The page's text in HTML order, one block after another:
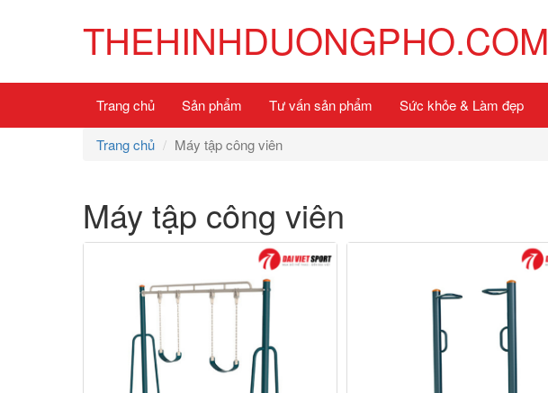
THEHINHDUONGPHO.COM
Trang chủ Sản phẩm Tư vấn sản phẩm Sức khỏe & Làm đẹp
Trang chủ Máy tập công viên
Máy tập công viên